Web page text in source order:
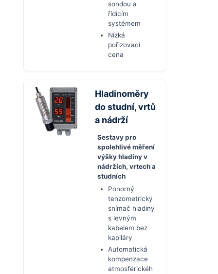
sondou a
řídícím
systémem
Nízká
pořizovací
cena
Hladinoměry
do studní, vrtů
a nádrží
Sestavy pro
spolehlivé měření
výšky hladiny v
nádržích, vrtech a
studních
Ponorný
tenzometrický
snímač hladiny
s levným
kabelem bez
kapiláry
Automatická
kompenzace
atmosférickéh